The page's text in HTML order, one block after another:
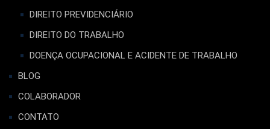
DIREITO PREVIDENCIÁRIO
DIREITO DO TRABALHO
DOENÇA OCUPACIONAL E ACIDENTE DE TRABALHO
BLOG
COLABORADOR
CONTATO